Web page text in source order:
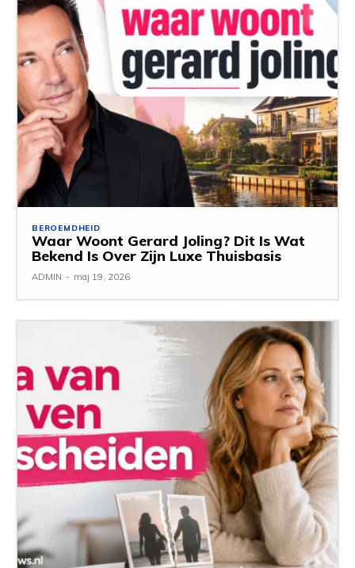
BEROEMDHEID
Waar Woont Gerard Joling? Dit Is Wat
Bekend Is Over Zijn Luxe Thuisbasis
ADMIN - maj 19, 2026